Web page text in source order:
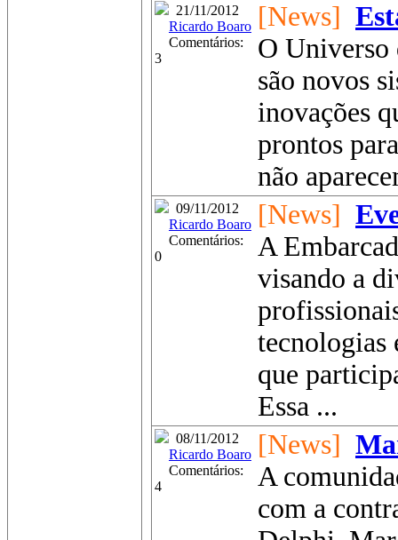
21/11/2012
Ricardo Boaro
Comentários:
3
[News]
O Universo
são novos
inovações
prontos
não
09/11/2012
Ricardo Boaro
Comentários:
0
[News]
A
visando a
tecnologias
que
Essa ...
08/11/2012
Ricardo Boaro
Comentários:
4
[News]
A
com a